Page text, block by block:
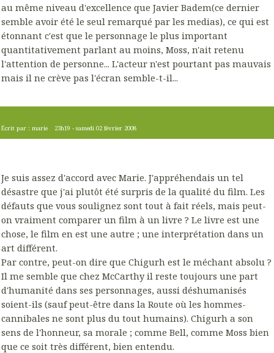
au même niveau d'excellence que Javier Badem(ce dernier
semble avoir été le seul remarqué par les medias), ce qui est
étonnant c'est que le personnage le plus important
quantitativement parlant au moins, Moss, n'ait retenu
l'attention de personne... L'acteur n'est pourtant pas mauvais
mais il ne crève pas l'écran semble-t-il...
Écrit par : marie 23h19 -samedi 02 février 2008
Je suis assez d'accord avec Marie. J'appréhendais un tel
désastre que j'ai plutôt été surpris de la qualité du film. Les
défauts que vous soulignez sont tout à fait réels, mais peut-
on vraiment comparer un film à un livre ? Le livre est une
chose, le film en est une autre ; une interprétation dans un
art différent.
Par contre, peut-on dire que Chigurh est le méchant absolu ?
Il me semble que chez McCarthy il reste toujours une part
d'humanité dans ses personnages, aussi déshumanisés
soient-ils (sauf peut-être dans la Route où les hommes-
cannibales ne sont plus du tout humains). Chigurh a son
sens de l'honneur, sa morale ; comme Bell, comme Moss bien
que ce soit très différent, bien entendu.